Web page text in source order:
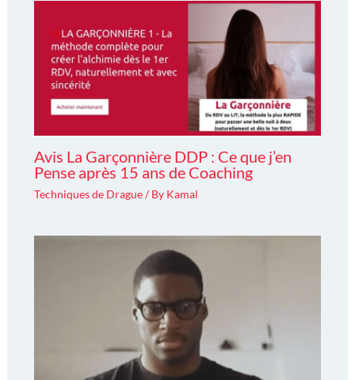
Avis La Garçonnière DDP : Ce que j’en
Pense après 15 ans de Coaching
Techniques de Drague/ By Kamal